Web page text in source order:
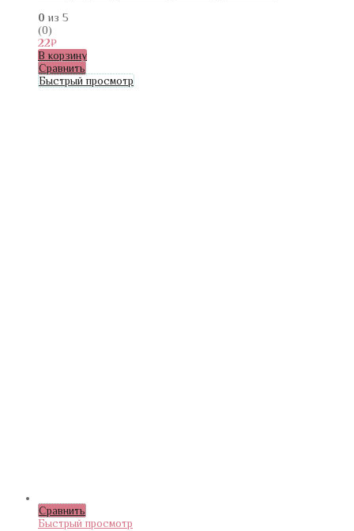
0 из 5
(0)
22₽
В корзину
Сравнить
Быстрый просмотр
Сравнить
Быстрый просмотр